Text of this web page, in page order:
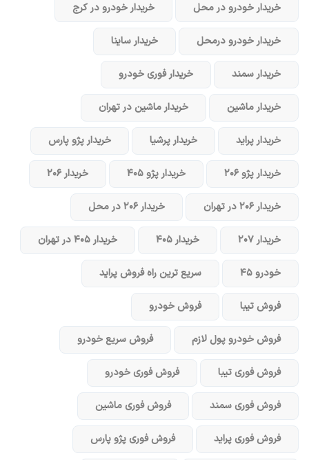
خریدار خودرو در محل خریدار خودرو در کرج
خریدار خودرو در‌محل خریدار ساینا
خریدار سمند خریدار فوری خودرو
خریدار ماشین خریدار ماشین در تهران
خریدار پراید خریدار پرشیا خریدار پژو پارس
خریدار پژو ۲۰۶ خریدار پژو ۴۰۵ خریدار ۲۰۶
خریدار ۲۰۶ در تهران خریدار ۲۰۶ در محل
خریدار ۲۰۷ خریدار ۴۰۵ خریدار ۴۰۵ در تهران
خودرو ۴۵ سریع ترین راه فروش پراید
فروش تیبا فروش خودرو
فروش خودرو پول لازم فروش سریع خودرو
فروش فوری تیبا فروش فوری خودرو
فروش فوری سمند فروش فوری ماشین
فروش فوری پراید فروش فوری پژو پارس